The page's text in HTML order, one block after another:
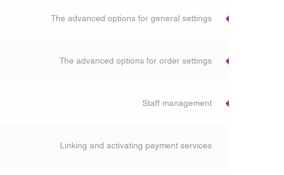
The advanced options for general settings
The advanced options for order settings
Staff management
Linking and activating payment services